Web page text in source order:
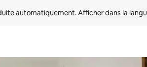
automatiquement. Afficher dans la